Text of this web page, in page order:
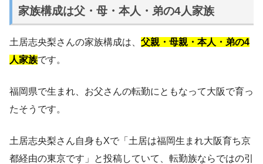
家族構成は父・母・本人・弟の4人家族
土居志央梨さんの家族構成は、 父親・母親・本人・弟の4
人家族です。
福岡県で生まれ、お父さんの転勤にともなって大阪で育っ
たそうです。
土居志央梨さん自身もXで「土居は福岡生まれ大阪育ち京
都経由の東京です」と投稿していて、転勤族ならではの引